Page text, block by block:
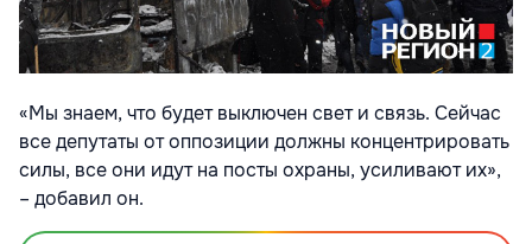
«Мы знаем, что будет выключен свет и связь. Сейчас
все депутаты от оппозиции должны концентрировать
силы, все они идут на посты охраны, усиливают их»,
– добавил он.